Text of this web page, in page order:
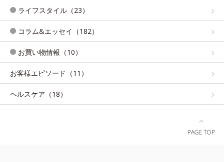
ライフスタイル（23）
コラム&エッセイ（182）
お買い物情報（10）
お客様エピソード（11）
ヘルスケア（18）